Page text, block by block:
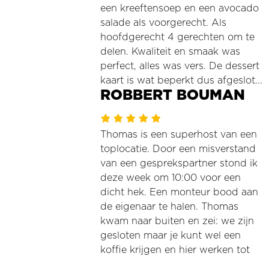
een kreeftensoep en een avocado
salade als voorgerecht. Als
hoofdgerecht 4 gerechten om te
delen. Kwaliteit en smaak was
perfect, alles was vers. De dessert
kaart is wat beperkt dus afgeslot...
ROBBERT BOUMAN
Thomas is een superhost van een
toplocatie. Door een misverstand
van een gesprekspartner stond ik
deze week om 10:00 voor een
dicht hek. Een monteur bood aan
de eigenaar te halen. Thomas
kwam naar buiten en zei: we zijn
gesloten maar je kunt wel een
koffie krijgen en hier werken tot